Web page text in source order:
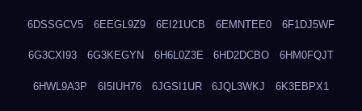
6DSSGCV5 6EEGL9Z9 6EI21UCB 6EMNTEE0 6F1DJ5WF
6G3CXI93 6G3KEGYN 6H6L0Z3E 6HD2DCBO 6HM0FQJT
6HWL9A3P 6I5IUH76 6JGSI1UR 6JQL3WKJ 6K3EBPX1